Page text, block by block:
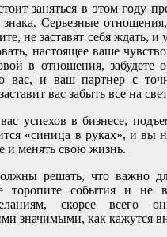
заняться в этом году
знака. Серьезные
не заставят себя ждать, и
настоящее ваше
в отношения, забудете
вас, и ваш партнер с
вас забыть все на
успехов в бизнесе,
«синица в руках», и вы
и менять свою жизнь.
решать, что важно
торопите события и не
скорее всего
значимыми, как кажутся